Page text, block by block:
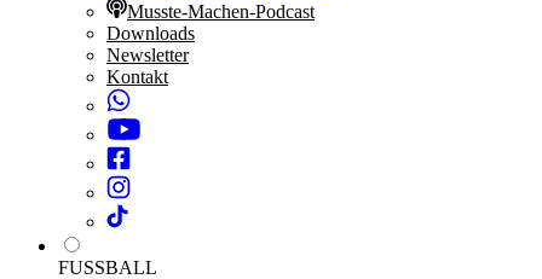
Musste-Machen-Podcast
Downloads
Newsletter
Kontakt
FUSSBALL